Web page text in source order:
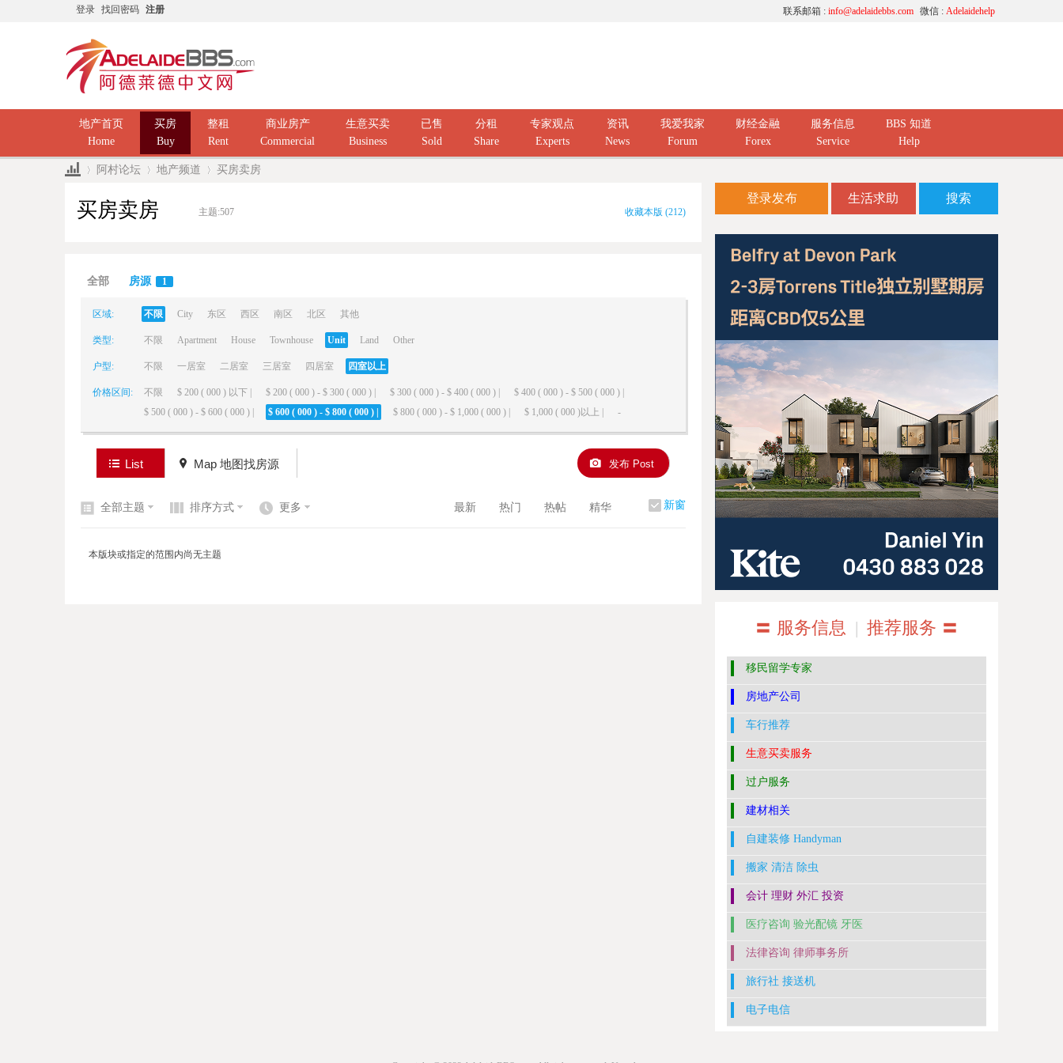
登录 找回密码 注册 微信 : Adelaidehelp
联系邮箱 : info@adelaidebbs.com
地产首页
Home
买房
Buy
整租
Rent
商业房产
Commercial
生意买卖
Business
已售
Sold
分租
Share
专家观点
Experts
资讯
News
我爱我家
Forum
财经金融
Forex
服务信息
Service
BBS 知道
Help
阿村论坛 地产频道 买房卖房
买房卖房 主题:507 收藏本版 (212)
全部 房源 1
区域: 不限 City 东区 西区 南区 北区 其他
类型: 不限 Apartment House Townhouse Unit Land Other
户型: 不限 一居室 二居室 三居室 四居室 四室以上
价格区间: 不限 $ 200 ( 000 ) 以下 | $ 200 ( 000 ) - $ 300 ( 000 ) | $ 300 ( 000 ) - $ 400 ( 000 ) |
$ 400 ( 000 ) - $ 500 ( 000 ) |
$ 500 ( 000 ) - $ 600 ( 000 ) |
$ 600 ( 000 ) - $ 800 ( 000 ) | $ 800 ( 000 ) - $ 1,000 ( 000 ) | $ 1,000 ( 000 )以上 | -
List Map 地图找房源 发布 Post
新窗
全部主题 排序方式 更多 最新 热门 热帖 精华
本版块或指定的范围内尚无主题
登录发布 生活求助 搜索
〓 服务信息 | 推荐服务 〓
移民留学专家
房地产公司
车行推荐
生意买卖服务
过户服务
建材相关
自建装修 Handyman
搬家 清洁 除虫
会计 理财 外汇 投资
医疗咨询 验光配镜 牙医
法律咨询 律师事务所
旅行社 接送机
电子电信